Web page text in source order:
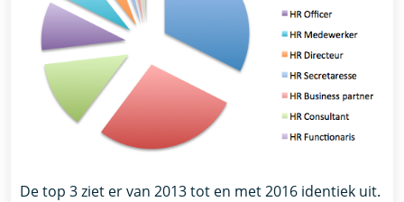
De top 3 ziet er van 2013 tot en met 2016 identiek uit.